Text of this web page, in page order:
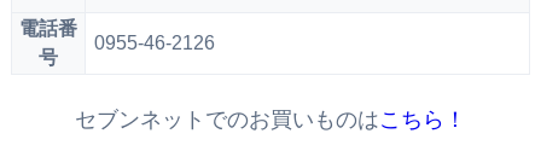
電話番
号
0955-46-2126
セブンネットでのお買いものはこちら！